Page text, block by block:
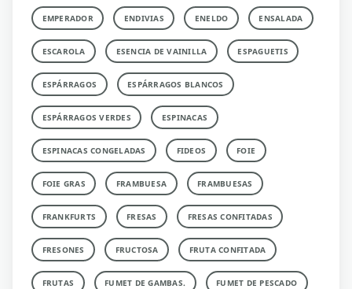
EMPERADOR ENDIVIAS ENELDO ENSALADA
ESCAROLA ESENCIA DE VAINILLA ESPAGUETIS
ESPÁRRAGOS ESPÁRRAGOS BLANCOS
ESPÁRRAGOS VERDES ESPINACAS
ESPINACAS CONGELADAS FIDEOS FOIE
FOIE GRAS FRAMBUESA FRAMBUESAS
FRANKFURTS FRESAS FRESAS CONFITADAS
FRESONES FRUCTOSA FRUTA CONFITADA
FRUTAS FUMET DE GAMBAS. FUMET DE PESCADO